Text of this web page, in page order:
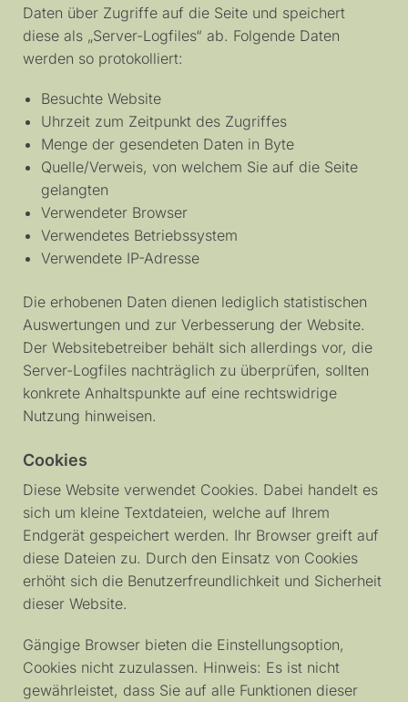
Daten über Zugriffe auf die Seite und speichert
diese als „Server-Logfiles“ ab. Folgende Daten
werden so protokolliert:
Besuchte Website
Uhrzeit zum Zeitpunkt des Zugriffes
Menge der gesendeten Daten in Byte
Quelle/Verweis, von welchem Sie auf die Seite
gelangten
Verwendeter Browser
Verwendetes Betriebssystem
Verwendete IP-Adresse
Die erhobenen Daten dienen lediglich statistischen
Auswertungen und zur Verbesserung der Website.
Der Websitebetreiber behält sich allerdings vor, die
Server-Logfiles nachträglich zu überprüfen, sollten
konkrete Anhaltspunkte auf eine rechtswidrige
Nutzung hinweisen.
Cookies
Diese Website verwendet Cookies. Dabei handelt es
sich um kleine Textdateien, welche auf Ihrem
Endgerät gespeichert werden. Ihr Browser greift auf
diese Dateien zu. Durch den Einsatz von Cookies
erhöht sich die Benutzerfreundlichkeit und Sicherheit
dieser Website.
Gängige Browser bieten die Einstellungsoption,
Cookies nicht zuzulassen. Hinweis: Es ist nicht
gewährleistet, dass Sie auf alle Funktionen dieser